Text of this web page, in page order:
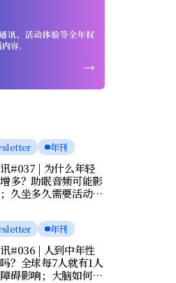
年刊
#037 | 为什么年轻
多？助眠音频可能影
久坐多久需要活动一
年刊
#036 | 人到中年性
？全球每7人就有1人
碍影响；大脑如何清